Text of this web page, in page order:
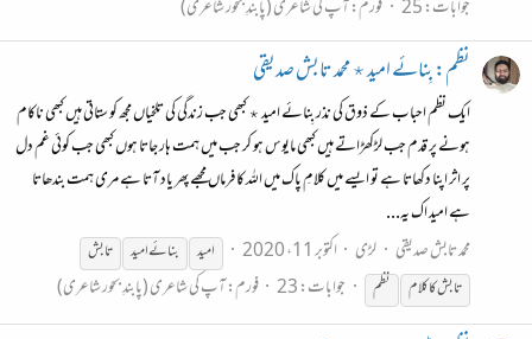
جوابات: 25 فورم:آپ کی شاعری (پابندِ بحور شاعری)
نظم: بِنائے امید ٭ محمد تابش صدیقی
ایک نظم احباب کے ذوق کی نذر بِنائے امید ٭ کبھی جب زندگی کی تلخیاں مجھ کو ستاتی ہیں کبھی ناکام
ہونے پر قدم جب لڑکھڑاتے ہیں کبھی مایوس ہو کر جب میں ہمت ہار جاتا ہوں کبھی جب کوئی غم دل
پر اثر اپنا دکھاتا ہے تو ایسے میں کلامِ پاک میں اللہ کا فرماں مجھے پھر یاد آتا ہے مری ہمت بندھاتا
ہے امید اک یہ...
محمد تابش صدیقی
لڑی اکتوبر 11، 2020 امید بنائے امید
تابش
تابشکاکلام نظم جوابات: 23 فورم:آپ کی شاعری (پابندِ بحور شاعری)